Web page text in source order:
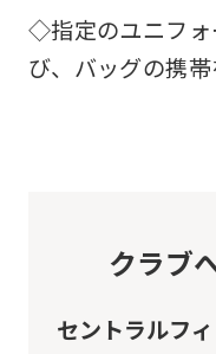
◇指定のユニフォ
び、バッグの携帯
クラブ
セントラルフ